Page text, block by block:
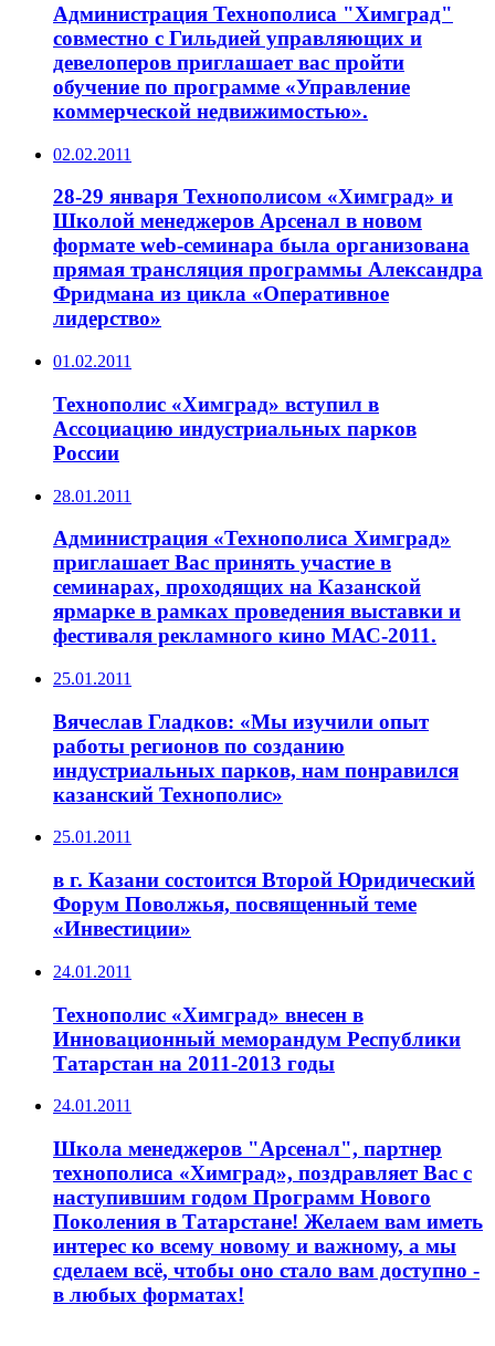
Администрация Технополиса "Химград"
совместно с Гильдией управляющих и
девелоперов приглашает вас пройти
обучение по программе «Управление
коммерческой недвижимостью».
02.02.2011
28-29 января Технополисом «Химград» и
Школой менеджеров Арсенал в новом
формате web-семинара была организована
прямая трансляция программы Александра
Фридмана из цикла «Оперативное
лидерство»
01.02.2011
Технополис «Химград» вступил в
Ассоциацию индустриальных парков
России
28.01.2011
Администрация «Технополиса Химград»
приглашает Вас принять участие в
семинарах, проходящих на Казанской
ярмарке в рамках проведения выставки и
фестиваля рекламного кино МАС-2011.
25.01.2011
Вячеслав Гладков: «Мы изучили опыт
работы регионов по созданию
индустриальных парков, нам понравился
казанский Технополис»
25.01.2011
в г. Казани состоится Второй Юридический
Форум Поволжья, посвященный теме
«Инвестиции»
24.01.2011
Технополис «Химград» внесен в
Инновационный меморандум Республики
Татарстан на 2011-2013 годы
24.01.2011
Школа менеджеров "Арсенал", партнер
технополиса «Химград», поздравляет Вас с
наступившим годом Программ Нового
Поколения в Татарстане! Желаем вам иметь
интерес ко всему новому и важному, а мы
сделаем всё, чтобы оно стало вам доступно -
в любых форматах!